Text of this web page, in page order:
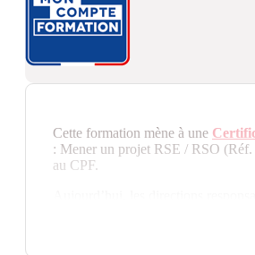
Cette formation mène à une
: Mener un projet RSE / RSO
au CPF.
développement durable en